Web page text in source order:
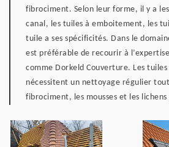
fibrociment. Selon leur forme, il y a
canal, les tuiles à emboitement, les
tuile a ses spécificités. Dans le
est préférable de recourir à
comme Dorkeld Couverture. Les
nécessitent un nettoyage régulier
fibrociment, les mousses et les